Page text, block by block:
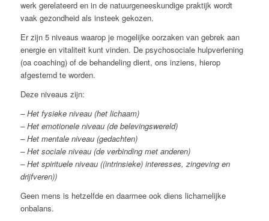
werk gerelateerd en in de natuurgeneeskundige praktijk wordt
vaak gezondheid als insteek gekozen.
Er zijn 5 niveaus waarop je mogelijke oorzaken van gebrek aan
energie en vitaliteit kunt vinden. De psychosociale hulpverlening
(oa coaching) of de behandeling dient, ons inziens, hierop
afgestemd te worden.
Deze niveaus zijn:
– Het fysieke niveau (het lichaam)
– Het emotionele niveau (de belevingswereld)
– Het mentale niveau (gedachten)
– Het sociale niveau (de verbinding met anderen)
– Het spirituele niveau ((intrinsieke) interesses, zingeving en
drijfveren))
Geen mens is hetzelfde en daarmee ook diens lichamelijke
onbalans.